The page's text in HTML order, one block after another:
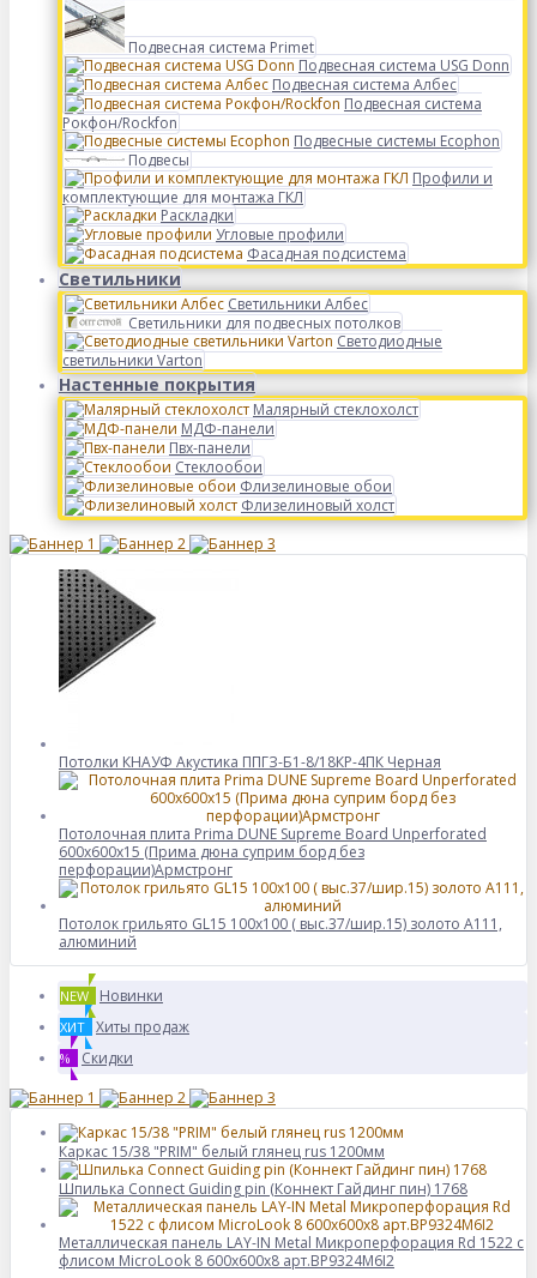
Подвесная система Primet
Подвесная система USG Donn
Подвесная система Албес
Подвесная система
Рокфон/Rockfon
Подвесные системы Ecophon
Подвесы
Профили и
комплектующие для монтажа ГКЛ
Раскладки
Угловые профили
Фасадная подсистема
Светильники
Светильники Албес
Светильники для подвесных потолков
Светодиодные
светильники Varton
Настенные покрытия
Малярный стеклохолст
МДФ-панели
Пвх-панели
Стеклообои
Флизелиновые обои
Флизелиновый холст
Потолки КНАУФ Акустика ППГЗ-Б1-8/18КР-4ПК Черная
Потолочная плита Prima DUNE Supreme Board Unperforated
600x600x15 (Прима дюна суприм борд без
перфорации)Армстронг
Потолок грильято GL15 100х100 ( выс.37/шир.15) золото А111,
алюминий
NEW Новинки
ХИТ Хиты продаж
% Скидки
Каркас 15/38 "PRIM" белый глянец rus 1200мм
Шпилька Connect Guiding pin (Коннект Гайдинг пин) 1768
Металлическая панель LAY-IN Metal Микроперфорация Rd 1522 с
флисом MicroLook 8 600x600x8 арт.BP9324M6I2